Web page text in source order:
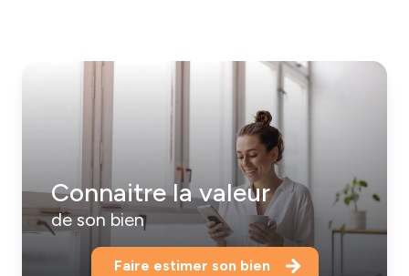
Connaitre la valeur
de son bien
Faire estimer son bien